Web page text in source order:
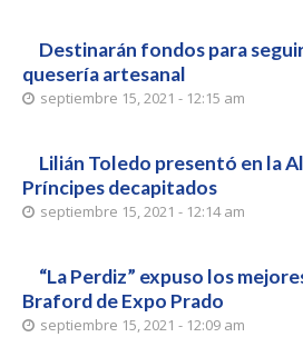
Destinarán fondos para
quesería artesanal
septiembre 15, 2021 - 12:15 am
Lilián Toledo presentó en la
Príncipes decapitados
septiembre 15, 2021 - 12:14 am
“La Perdiz” expuso los
Braford de Expo Prado
septiembre 15, 2021 - 12:09 am